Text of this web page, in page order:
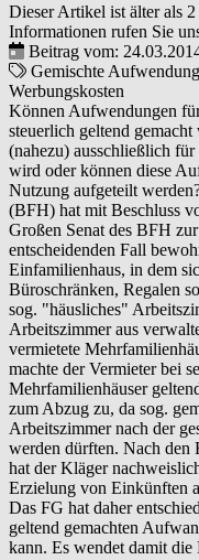
Dieser Artikel ist älter als
Informationen rufen Sie
Beitrag vom:
Gemischte
Werbungskosten
Können Aufwendungen
steuerlich geltend
(nahezu) ausschließlich
wird oder können diese
Nutzung aufgeteilt
(BFH) hat mit Beschluss
Großen Senat des BFH
entscheidenden Fall
Einfamilienhaus, in dem
Büroschränken, Regalen
sog. "häusliches"
Arbeitszimmer aus
vermietete
machte der Vermieter bei
Mehrfamilienhäuser
zum Abzug zu, da sog.
Arbeitszimmer nach der
werden dürften. Nach den
hat der Kläger
Erzielung von Einkünften
Das FG hat daher
geltend gemachten
kann. Es wendet damit die